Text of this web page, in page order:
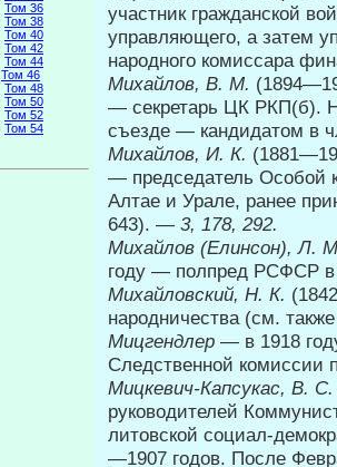
Том 36
Том 38
Том 40
Том 42
Том 44
Том 46
Том 48
Том 50
Том 52
Том 54
участник гражданской
управляющего, а затем
народного комиссара
Михайлов, В. М.
— секретарь ЦК РКП(б).
съезде — кандидатом в
Михайлов, И. К.
— председатель Осо­бой
Алтае и Урале, ранее
643). — 3, 178, 292.
Михайлов (Елинсон), Л.
году — полпред РСФСР
Михайловский, Н. К.
народничества (см.
Мицгендлер — в 1918
Следственной комиссии
Мицкевич-Капсукас, В.
руководителей
литовской социал-
—1907 годов. После